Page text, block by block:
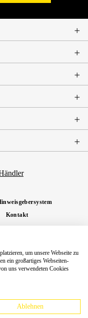
Kontakt
angegeben.
GmbH
3430 Tulln
webgate.ec.europa.eu/odr
um unsere Webseite zu
ein großartiges Webseiten-
uns verwendeten Cookies
Ablehnen